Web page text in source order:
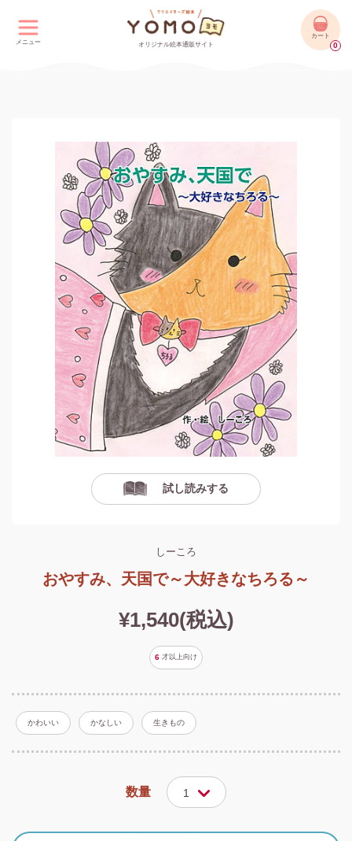
メニュー オリジナル絵本通販サイト
カート
0
試し読みする
しーころ
おやすみ、天国で～大好きなちろる～
¥1,540(税込)
6 才以上向け
かわいい かなしい 生きもの
数量 1